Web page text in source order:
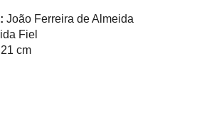
João Ferreira de Almeida
Fiel
cm